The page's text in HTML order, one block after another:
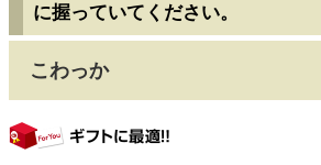
に握っていてください。
こわっか